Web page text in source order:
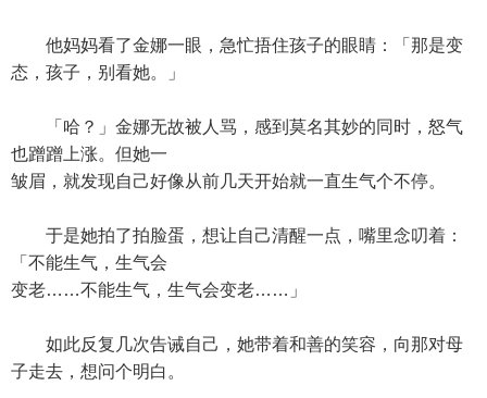
他妈妈看了金娜一眼，急忙捂住孩子的眼睛：「那是变
态，孩子，别看她。」
「哈？」金娜无故被人骂，感到莫名其妙的同时，怒气
也蹭蹭上涨。但她一
皱眉，就发现自己好像从前几天开始就一直生气个不停。
于是她拍了拍脸蛋，想让自己清醒一点，嘴里念叨着：
「不能生气，生气会
变老……不能生气，生气会变老……」
如此反复几次告诫自己，她带着和善的笑容，向那对母
子走去，想问个明白。